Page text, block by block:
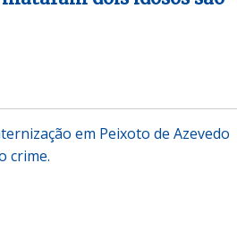
em Peixoto de Azevedo
crime.